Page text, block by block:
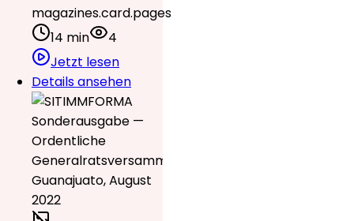
magazines.card.pages
14 min
4
Jetzt lesen
Details ansehen